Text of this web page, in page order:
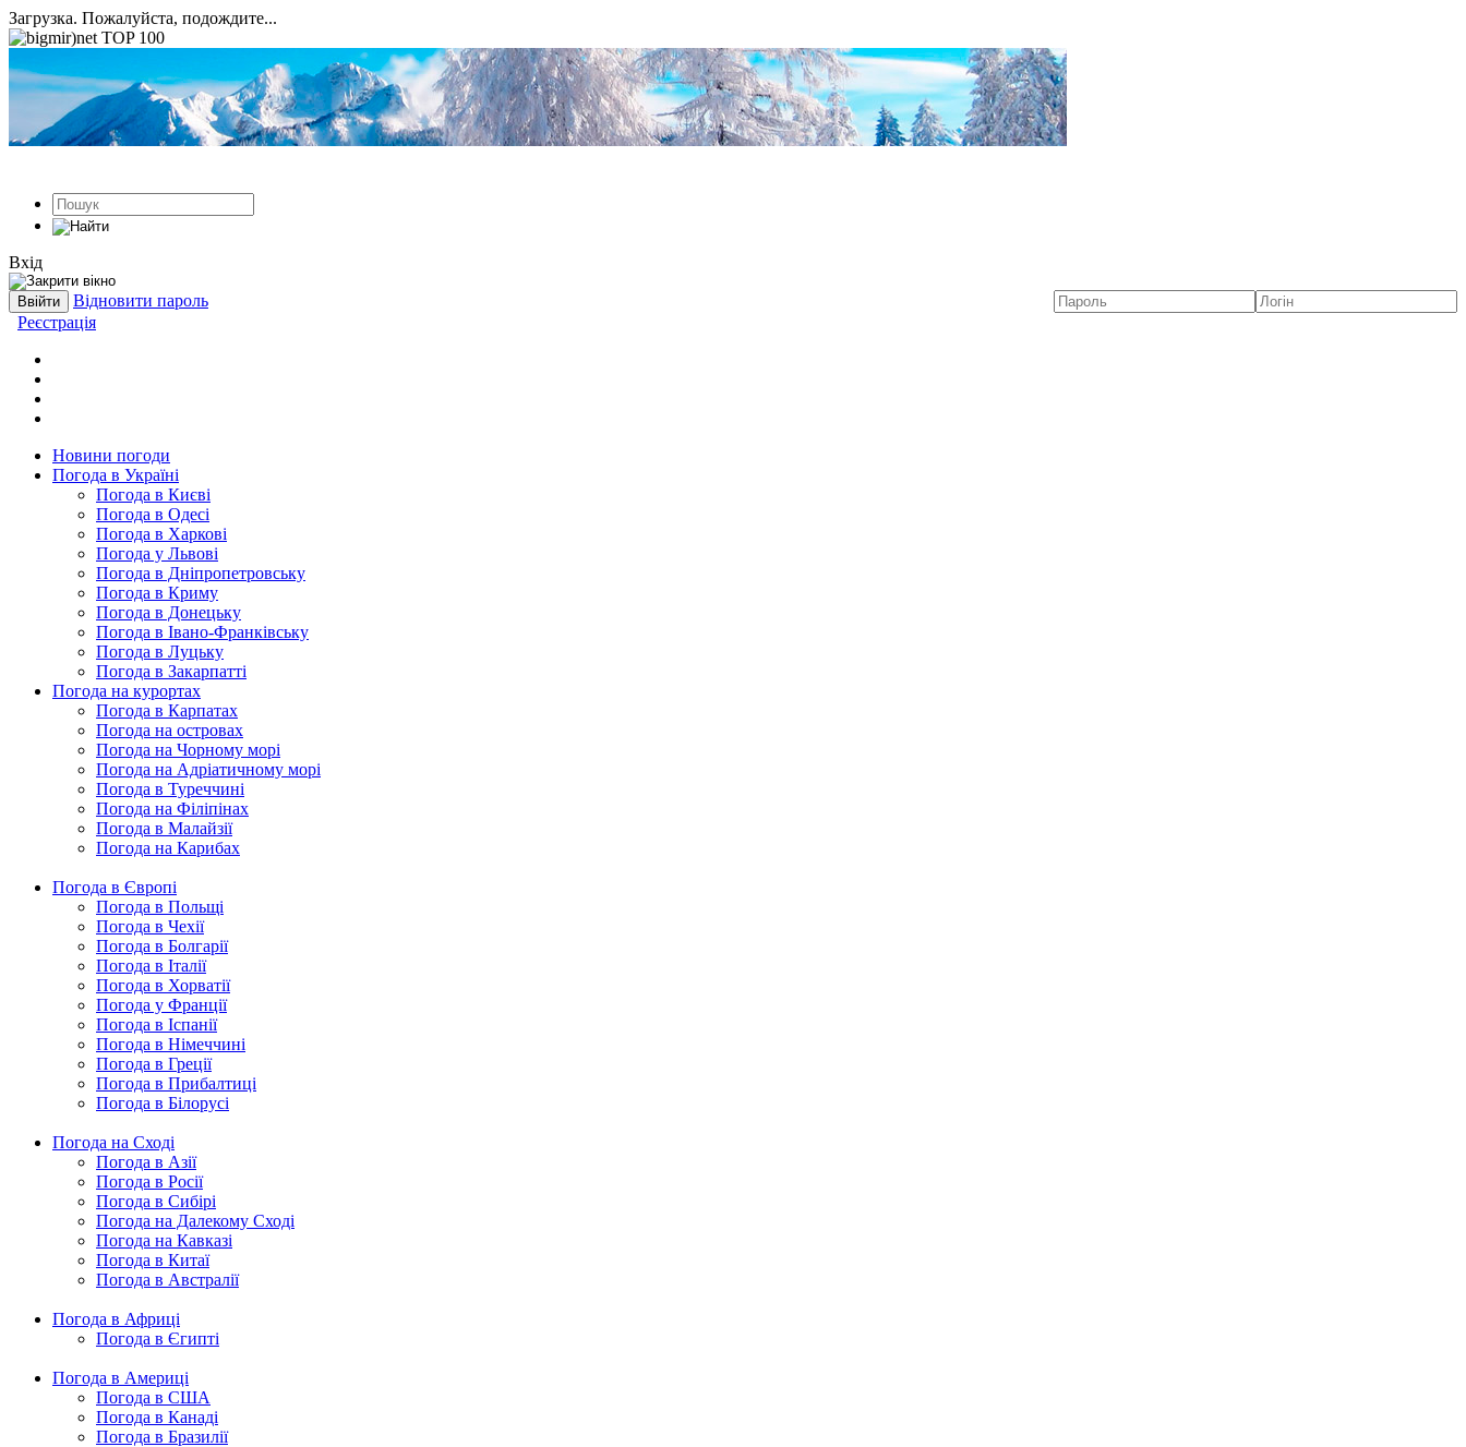
Загрузка. Пожалуйста, подождите...
Вхід
Відновити пароль
Реєстрація
Новини погоди
Погода в Україні
Погода в Києві
Погода в Одесі
Погода в Харкові
Погода у Львові
Погода в Дніпропетровську
Погода в Криму
Погода в Донецьку
Погода в Івано-Франківську
Погода в Луцьку
Погода в Закарпатті
Погода на курортах
Погода в Карпатах
Погода на островах
Погода на Чорному морі
Погода на Адріатичному морі
Погода в Туреччині
Погода на Філіпінах
Погода в Малайзії
Погода на Карибах
Погода в Європі
Погода в Польщі
Погода в Чехії
Погода в Болгарії
Погода в Італії
Погода в Хорватії
Погода у Франції
Погода в Іспанії
Погода в Німеччині
Погода в Греції
Погода в Прибалтиці
Погода в Білорусі
Погода на Сході
Погода в Азії
Погода в Росії
Погода в Сибірі
Погода на Далекому Сході
Погода на Кавказі
Погода в Китаї
Погода в Австралії
Погода в Африці
Погода в Єгипті
Погода в Америці
Погода в США
Погода в Канаді
Погода в Бразилії